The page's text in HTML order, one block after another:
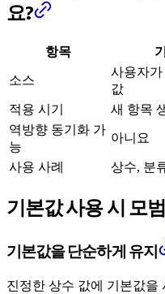
요?
항목
소스
사용자가
값
적용 시기
새 항목
역방향 동기화 가
능
아니요
사용 사례 상수, 분
기본값 사용 시 모
기본값을 단순하게 유지
진정한 상수 값에 기본값을